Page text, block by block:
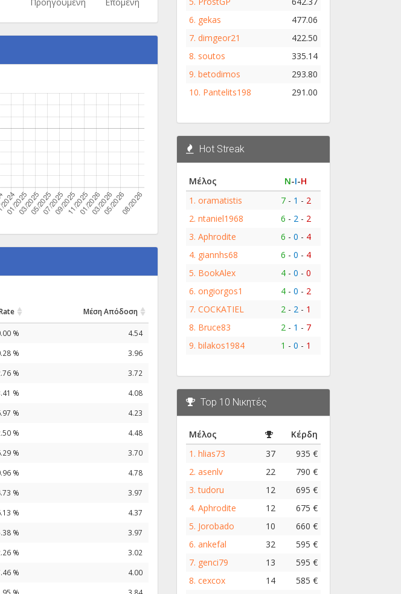
Προηγούμενη Επόμενη
Μέση Απόδοση
% 4.54
% 3.96
% 3.72
% 4.08
% 4.23
% 4.48
% 3.70
% 4.78
% 3.97
% 4.37
% 3.97
% 3.02
% 4.00
6. gekas
477.06
7. dimgeor21
422.50
8. soutos
335.14
9. betodimos
293.80
10. Pantelits198 291.00
Hot Streak
Μέλος Ν-Ι-Η
1. oramatistis 7- 1 - 2
2. ntaniel1968 6 - 2- 2
3. Aphrodite 6 - 0 - 4
4. giannhs68 6 - 0 - 4
5. BookAlex 4- 0 - 0
6. ongiorgos1 4- 0 - 2
7. COCKATIEL 2- 2- 1
8. Bruce83 2- 1 - 7
9. bilakos1984 1 - 0 - 1
Top 10 Νικητές
Μέλος
Κέρδη
1. hlias73 37
935 €
2. asenlv 22
790 €
3.tudoru 12
695 €
4. Aphrodite 12
675 €
5. Jorobado 10
660 €
6. ankefal 32
595 €
7. genci79 13
595 €
8. cexcox 14
585 €